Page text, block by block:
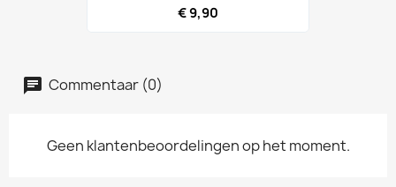
€ 9,90
Commentaar (0)
Geen klantenbeoordelingen op het moment.